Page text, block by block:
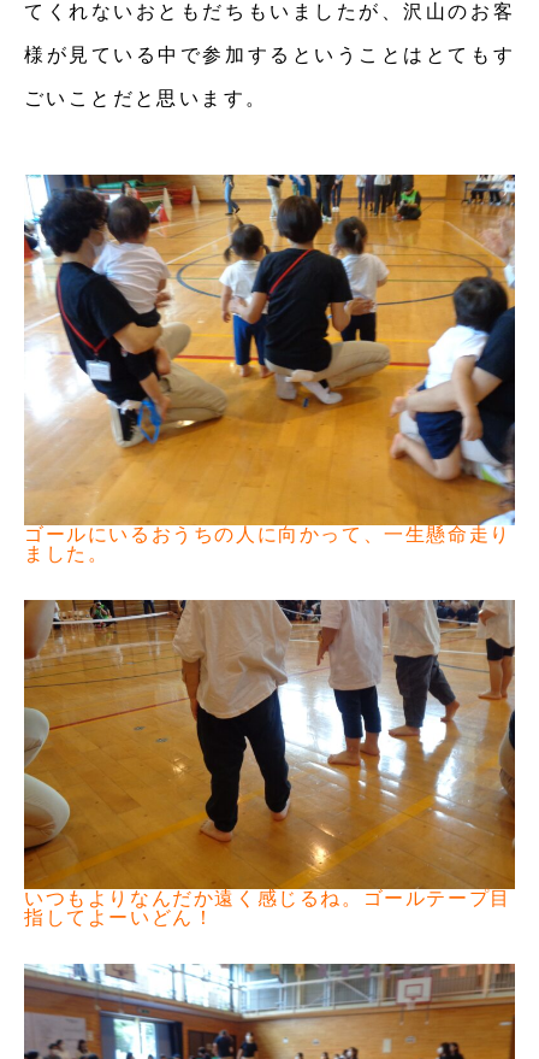
てくれないおともだちもいましたが、沢山のお客
様が見ている中で参加するということはとてもす
ごいことだと思います。
ゴールにいるおうちの人に向かって、一生懸命走り
ました。
いつもよりなんだか遠く感じるね。ゴールテープ目
指してよーいどん！